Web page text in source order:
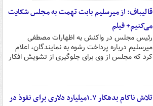
قالیباف: از میرسلیم بابت تهمت به مجلس شکایت
می‌کنیم+ فیلم
رئیس مجلس در واکنش به اظهارات مصطفی
میرسلیم درباره پرداخت رشوه به نمایندگان، اعلام
کرد که مجلس از وی برای جلوگیری از تشویش افکار
تلاش ناکام بدهکار ۱.۷میلیارد دلاری برای نفوذ در